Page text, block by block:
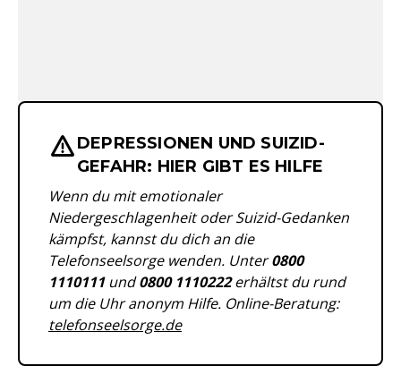
Wichtige Hinweise &
DEPRESSIONEN UND SUIZID-
GEFAHR: HIER GIBT ES HILFE
Wenn du mit emotionaler
Niedergeschlagenheit oder Suizid-Gedanken
kämpfst, kannst du dich an die
Telefonseelsorge wenden. Unter0800
1110111und0800 1110222erhältst du rund
um die Uhr anonym Hilfe. Online-Beratung:
telefonseelsorge.de